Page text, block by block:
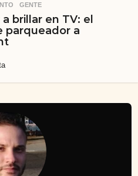
,GENTE
brillar en TV: el
parqueador a